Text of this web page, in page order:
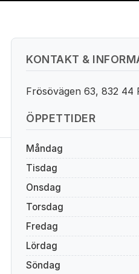
KONTAKT &
Frösövägen 63, 832 44
ÖPPETTIDER
Måndag
Tisdag
Onsdag
Torsdag
Fredag
Lördag
Söndag